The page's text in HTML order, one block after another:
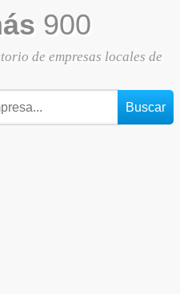
900
de empresas locales de